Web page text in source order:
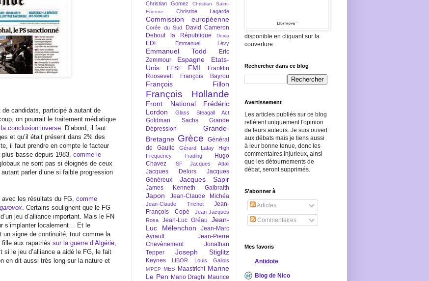
de candidats, participé à autant de
on pourrait le traitement médiatique
conclusion inverse . D’abord, il faut
et qu’il était présent dans 2% des
il faut prendre en compte le facteur
basse depuis 1983, comme le
ne sont pas si éloignés de ceux
parler d’une si faible progression
les résultats du FG, comme
. Certains soulignent que le FG
jeu d’alliance important. Mais le FN
s’implanter localement… Et le
signe de continuité, tout comme la
aux rapatriés sur la guerre d’Algérie
si le jeu d’alliance a aidé le FG, le fait
en dit aussi très long sur la nature et
Christian Gomez
Christian Saint-
Etienne
Christine Lagarde
Commission européenne
Corée du Sud
David Cameron
Debout la République
Dexia
EDF Emmanuel Lévy
Emmanuel Todd
Eric
Zemmour
Espagne
Etats-
Unis
FESF FMI
Franklin
Roosevelt
François Bayrou
François Fillon
François Hollande
Front National
Frédéric
Lordon
Glass Steagall Act
Goldman Sachs
Grande
Dépression
Grande-
Bretagne Grèce
Général
de Gaulle
Gérard Lafay
High
Frequency Trading
Hugo
Chavez
ISF Jacques Attali
Jacques Delors
Jacques
Généreux
Jacques Sapir
James Kenneth Galbraith
Japon Jean-Claude Michéa
Jean-Claude Trichet
Jean-
François Copé
Jean-Jacques
Rosa
Jean-Luc Gréau
Jean-
Luc Mélenchon
Jean-Marc
Ayrault
Jean-Pierre
Chevènement
Jonathan
Tepper
Joseph Stiglitz
Keynes LIBOR Louis Gallois
M'PEP MES Maastricht Marine
Le Pen Mario Draghi Maurice
disponible en cliquant sur la
couverture
Rechercher dans ce blog
Avertissement
Les articles publiés sur ce blog
reflètent uniquement l'opinion
de leurs auteurs. Je suis ouvert
aux débats mais je tiens aussi
à leur bonne tenue, donc les
commentaires injurieux, ainsi
que les détournements de
débat, seront supprimés.
S’abonner à
Articles
Commentaires
Mes favoris
Antidote
Blog de Nico